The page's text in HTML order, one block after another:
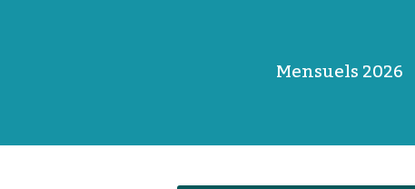
Mensuels 2026